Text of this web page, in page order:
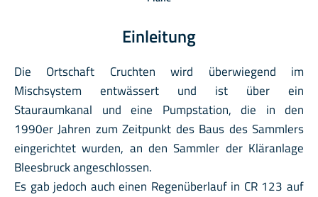
Einleitung
Die Ortschaft Cruchten wird überwiegend im
Mischsystem entwässert und ist über ein
Stauraumkanal und eine Pumpstation, die in den
1990er Jahren zum Zeitpunkt des Baus des Sammlers
eingerichtet wurden, an den Sammler der Kläranlage
Bleesbruck angeschlossen.
Es gab jedoch auch einen Regenüberlauf in CR 123 auf